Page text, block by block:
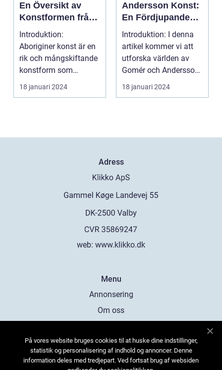
En Översikt av
Konstformen från
Australiens
Urinvånare
Introduktion:
Aboriginer konst är en
rik och mångskiftande
konstform som
härstammar från
Australiens...
18 januari 2024
Andersson Konst:
En Fördjupande
Översikt
Introduktion: I denna
artikel kommer vi att
utforska världen av
Gomér och Andersson
konst, dess olik...
18 januari 2024
Adress
web: www.klikko.dk
Menu
Annonsering
Om oss
Kontakta oss
Sitemap
På vores website bruges cookies til at huske dine indstillinger,
statistik og personalisering af indhold og annoncer. Denne
information deles med tredjepart. Ved fortsat brug af websiden